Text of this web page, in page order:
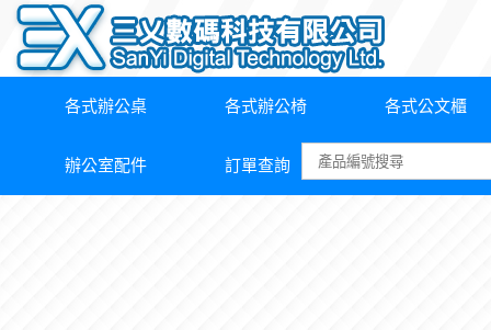
各式辦公桌 各式辦公椅 各式公文櫃
辦公室配件 訂單查詢